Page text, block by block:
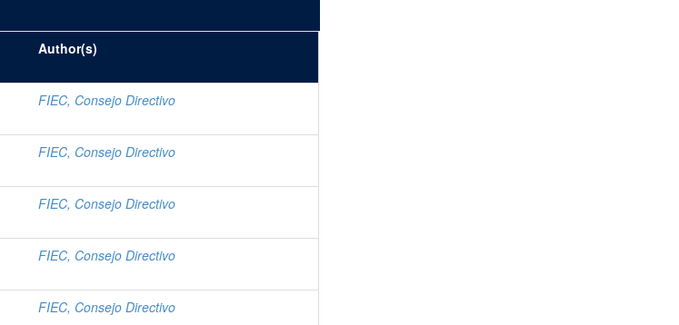
Author(s)
FIEC, Consejo Directivo
FIEC, Consejo Directivo
FIEC, Consejo Directivo
FIEC, Consejo Directivo
FIEC, Consejo Directivo